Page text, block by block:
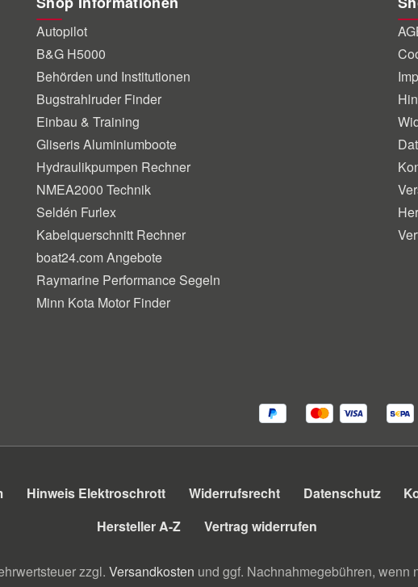
Autopilot
B&G H5000
Behörden und Institutionen
Bugstrahlruder Finder
Einbau & Training
Gliseris Aluminiumboote
Hydraulikpumpen Rechner
NMEA2000 Technik
Seldén Furlex
Kabelquerschnitt Rechner
boat24.com Angebote
Raymarine Performance Segeln
Minn Kota Motor Finder
Hinweis Elektroschrott Widerrufsrecht Datenschutz
Hersteller A-Z
Vertrag widerrufen
zzgl. Versandkosten und ggf. Nachnahmegebühren, wenn